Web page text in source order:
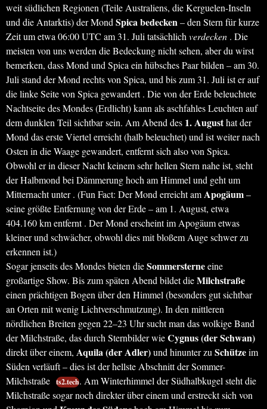
weit südlichen Regionen (Teile Australiens, die Kerguelen-Inseln
und die Antarktis) der Mond Spica bedecken– den Stern für kurze
Zeit um etwa 06:00 UTC am 31. Juli tatsächlich verdecken . Die
meisten von uns werden die Bedeckung nicht sehen, aber du wirst
bemerken, dass Mond und Spica ein hübsches Paar bilden – am 30.
Juli stand der Mond rechts von Spica, und bis zum 31. Juli ist er auf
die linke Seite von Spica gewandert . Die von der Erde beleuchtete
Nachtseite des Mondes (Erdlicht) kann als aschfahles Leuchten auf
dem dunklen Teil sichtbar sein. Am Abend des 1. Augusthat der
Mond das erste Viertel erreicht (halb beleuchtet) und ist weiter nach
Osten in die Waage gewandert, entfernt sich also von Spica.
Obwohl er in dieser Nacht keinem sehr hellen Stern nahe ist, steht
der Halbmond bei Dämmerung hoch am Himmel und geht um
Mitternacht unter . (Fun Fact: Der Mond erreicht amApogäum–
seine größte Entfernung von der Erde – am 1. August, etwa
404.160 km entfernt . Der Mond erscheint im Apogäum etwas
kleiner und schwächer, obwohl dies mit bloßem Auge schwer zu
erkennen ist.)
Sogar jenseits des Mondes bieten dieSommersterneeine
großartige Show. Bis zum späten Abend bildet dieMilchstraße
einen prächtigen Bogen über den Himmel (besonders gut sichtbar
an Orten mit wenig Lichtverschmutzung). In den mittleren
nördlichen Breiten gegen 22–23 Uhr sucht man das wolkige Band
der Milchstraße, das durch Sternbilder wieCygnus (der Schwan)
direkt über einem, Aquila (der Adler)und hinunter zu Schützeim
Süden verläuft – dies ist der hellste Abschnitt der Sommer-
Milchstraße ts2.tech. Am Winterhimmel der Südhalbkugel steht die
Milchstraße sogar noch direkter über einem und erstreckt sich von